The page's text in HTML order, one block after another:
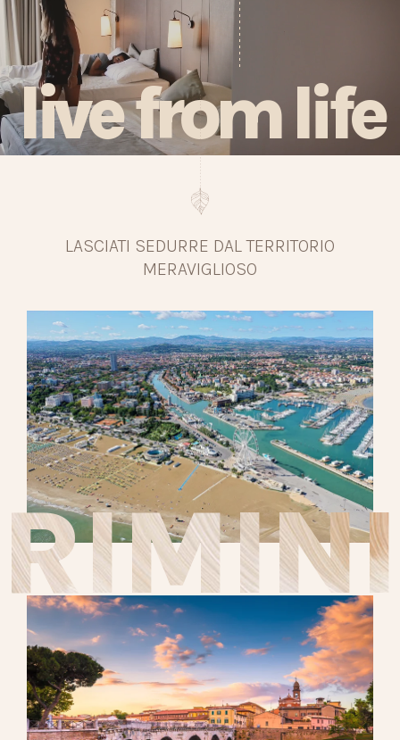
live from life
LASCIATI SEDURRE DAL TERRITORIO
MERAVIGLIOSO
RIMINI